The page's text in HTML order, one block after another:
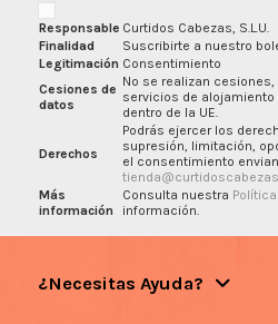
Responsable Curtidos Cabezas, S.L.U.
Finalidad
Suscribirte a nuestro
Legitimación Consentimiento
Cesiones de
datos
No se realizan
servicios de
dentro de la UE.
Derechos
Podrás ejercer los
supresión, limitación,
el consentimiento
Más
información
Consulta nuestra
información.
¿Necesitas Ayuda?